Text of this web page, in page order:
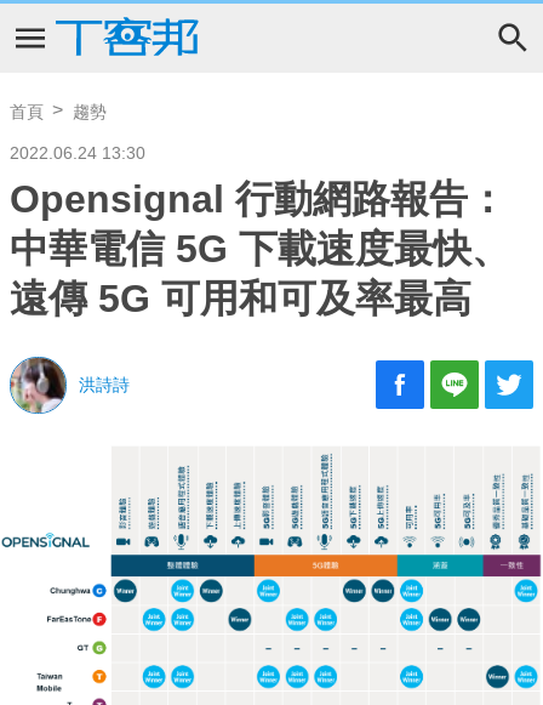
首頁 趨勢
2022.06.24 13:30
Opensignal 行動網路報告：
中華電信 5G 下載速度最快、
遠傳 5G 可用和可及率最高
洪詩詩